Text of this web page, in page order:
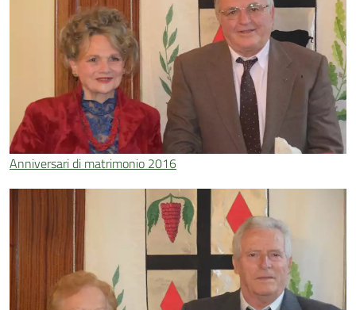
Anniversari di matrimonio 2016